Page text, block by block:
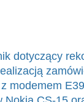
dotyczący
modemem